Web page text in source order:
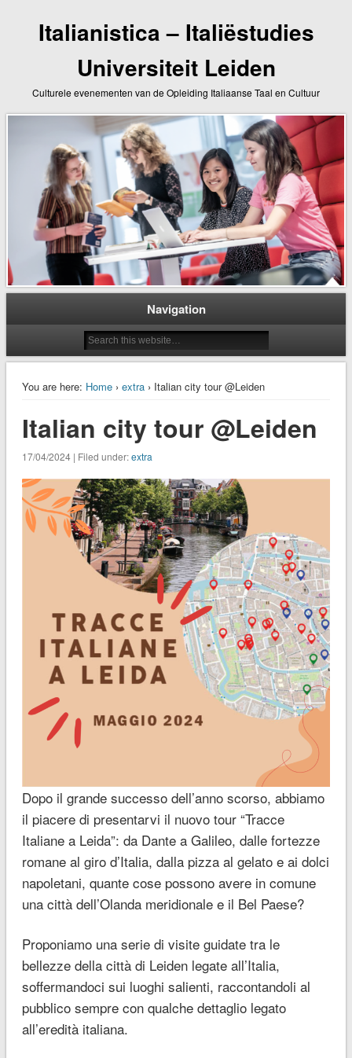
Italianistica – Italiëstudies
Universiteit Leiden
Culturele evenementen van de Opleiding Italiaanse Taal en Cultuur
Navigation
You are here: Home› extra› Italian city tour @Leiden
Italian city tour @Leiden
17/04/2024 | Filed under:extra
Dopo il grande successo dell’anno scorso, abbiamo
il piacere di presentarvi il nuovo tour “Tracce
Italiane a Leida”: da Dante a Galileo, dalle fortezze
romane al giro d’Italia, dalla pizza al gelato e ai dolci
napoletani, quante cose possono avere in comune
una città dell’Olanda meridionale e il Bel Paese?
Proponiamo una serie di visite guidate tra le
bellezze della città di Leiden legate all’Italia,
soffermandoci sui luoghi salienti, raccontandoli al
pubblico sempre con qualche dettaglio legato
all’eredità italiana.